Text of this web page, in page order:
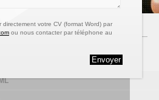
votre CV (format Word) par
ou nous contacter par téléphone au